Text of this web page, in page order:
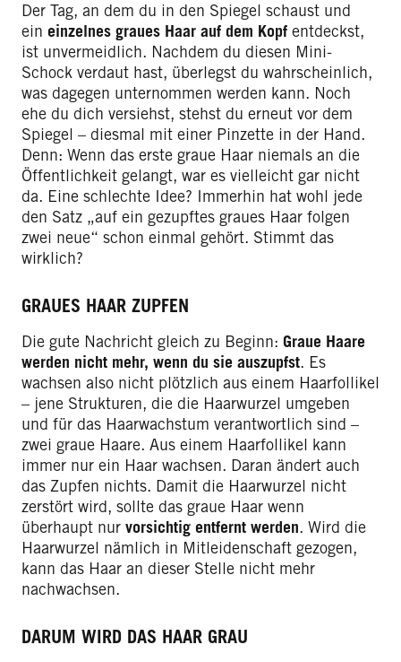
Der Tag, an dem du in den Spiegel schaust und
ein einzelnes graues Haar auf dem Kopf entdeckst,
ist unvermeidlich. Nachdem du diesen Mini-
Schock verdaut hast, überlegst du wahrscheinlich,
was dagegen unternommen werden kann. Noch
ehe du dich versiehst, stehst du erneut vor dem
Spiegel – diesmal mit einer Pinzette in der Hand.
Denn: Wenn das erste graue Haar niemals an die
Öffentlichkeit gelangt, war es vielleicht gar nicht
da. Eine schlechte Idee? Immerhin hat wohl jede
den Satz „auf ein gezupftes graues Haar folgen
zwei neue“ schon einmal gehört. Stimmt das
wirklich?
GRAUES HAAR ZUPFEN
Die gute Nachricht gleich zu Beginn: Graue Haare
werden nicht mehr, wenn du sie auszupfst. Es
wachsen also nicht plötzlich aus einem Haarfollikel
– jene Strukturen, die die Haarwurzel umgeben
und für das Haarwachstum verantwortlich sind –
zwei graue Haare. Aus einem Haarfollikel kann
immer nur ein Haar wachsen. Daran ändert auch
das Zupfen nichts. Damit die Haarwurzel nicht
zerstört wird, sollte das graue Haar wenn
überhaupt nur vorsichtig entfernt werden. Wird die
Haarwurzel nämlich in Mitleidenschaft gezogen,
kann das Haar an dieser Stelle nicht mehr
nachwachsen.
DARUM WIRD DAS HAAR GRAU